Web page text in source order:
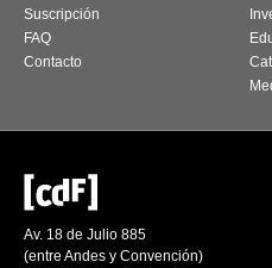
Suscripción
FAQ
Contacto
Av. 18 de Julio 885
(entre Andes y Convención)